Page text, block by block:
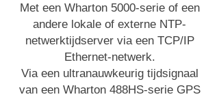
Met een Wharton 5000-serie of een
andere lokale of externe NTP-
netwerktijdserver via een TCP/IP
Ethernet-netwerk.
Via een ultranauwkeurig tijdsignaal
van een Wharton 488HS-serie GPS